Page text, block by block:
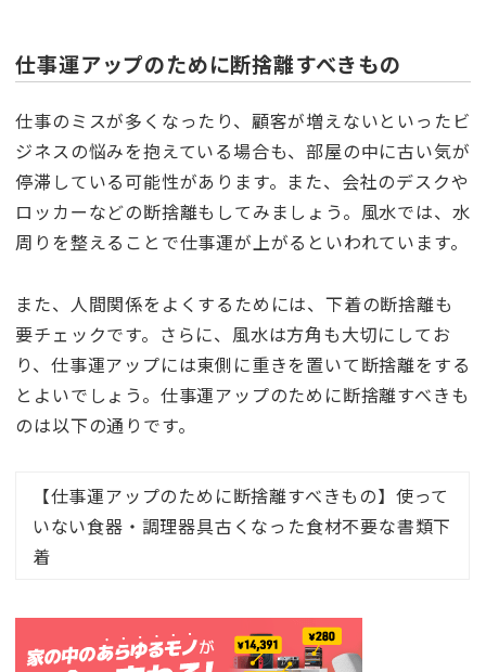
仕事運アップのために断捨離すべきもの
仕事のミスが多くなったり、顧客が増えないといったビ
ジネスの悩みを抱えている場合も、部屋の中に古い気が
停滞している可能性があります。また、会社のデスクや
ロッカーなどの断捨離もしてみましょう。風水では、水
周りを整えることで仕事運が上がるといわれています。
また、人間関係をよくするためには、下着の断捨離も
要チェックです。さらに、風水は方角も大切にしてお
り、仕事運アップには東側に重きを置いて断捨離をする
とよいでしょう。仕事運アップのために断捨離すべきも
のは以下の通りです。
【仕事運アップのために断捨離すべきもの】使って
いない食器・調理器具古くなった食材不要な書類下
着